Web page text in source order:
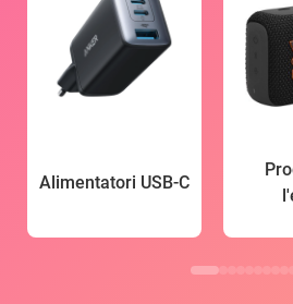
Alimentatori USB-C